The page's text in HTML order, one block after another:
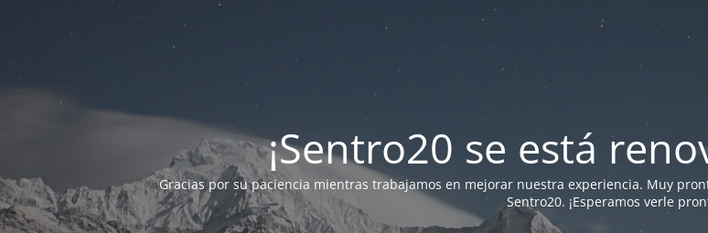
¡Sentro20 se está
Gracias por su paciencia mientras trabajamos en mejorar nuestra experiencia. Muy
Sentro20. ¡Esperamos verle